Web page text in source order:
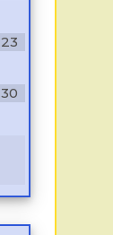
23
30